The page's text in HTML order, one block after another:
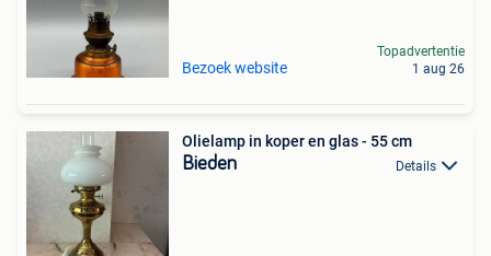
Bezoek website
Topadvertentie
1 aug 26
Olielamp in koper en glas - 55 cm
Bieden Details